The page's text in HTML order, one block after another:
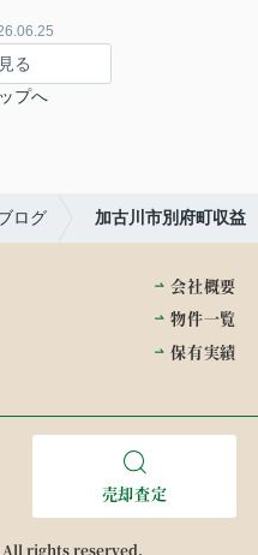
る
プへ
ログ 加古川市別府町収益
会社概要
物件一覧
保有実績
売却査定
rights reserved.